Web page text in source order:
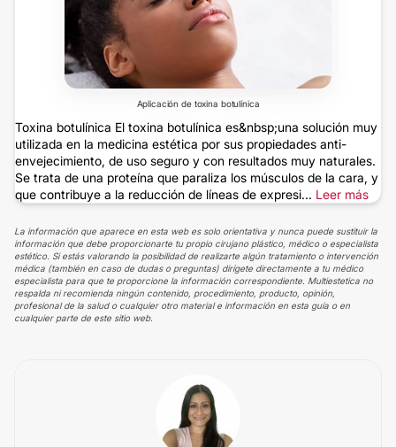
Aplicación de toxina botulínica
Toxina botulínica El toxina botulínica es&nbsp;una solución muy
utilizada en la medicina estética por sus propiedades anti-
envejecimiento, de uso seguro y con resultados muy naturales.
Se trata de una proteína que paraliza los músculos de la cara, y
que contribuye a la reducción de líneas de expresi... Leer más
La información que aparece en esta web es solo orientativa y nunca puede sustituir la
información que debe proporcionarte tu propio cirujano plástico, médico o especialista
estético. Si estás valorando la posibilidad de realizarte algún tratamiento o intervención
médica (también en caso de dudas o preguntas) dirígete directamente a tu médico
especialista para que te proporcione la información correspondiente. Multiestetica no
respalda ni recomienda ningún contenido, procedimiento, producto, opinión,
profesional de la salud o cualquier otro material e información en esta guía o en
cualquier parte de este sitio web.